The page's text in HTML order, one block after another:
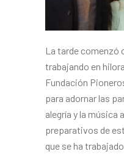
La tarde comenzó
trabajando en
Fundación
para adornar las
alegría y la música
preparativos de
que se ha